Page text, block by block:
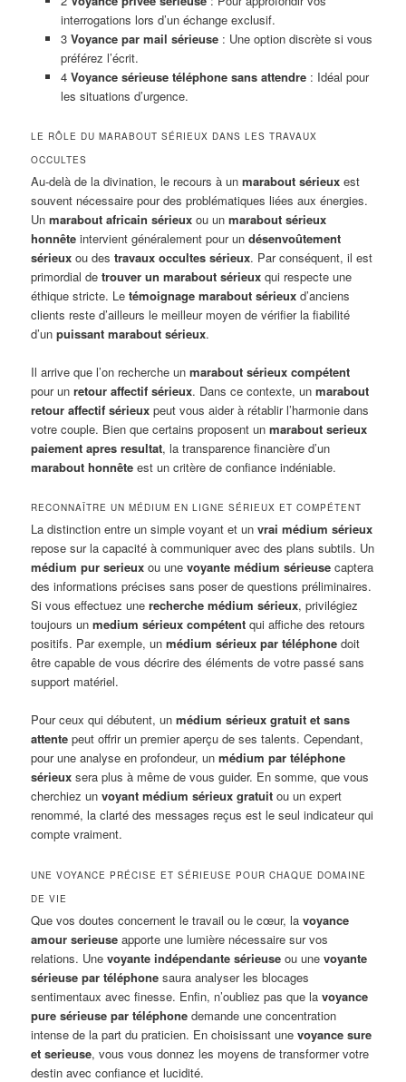
interrogations lors d’un échange exclusif.
3 Voyance par mail sérieuse: Une option discrète si vous
préférez l’écrit.
4 Voyance sérieuse téléphone sans attendre: Idéal pour
les situations d’urgence.
LE RÔLE DU MARABOUT SÉRIEUX DANS LES TRAVAUX
OCCULTES
Au-delà de la divination, le recours à unmarabout sérieux est
souvent nécessaire pour des problématiques liées aux énergies.
Unmarabout africain sérieux ou unmarabout sérieux
honnête intervient généralement pour undésenvoûtement
sérieux ou destravaux occultes sérieux. Par conséquent, il est
primordial detrouver un marabout sérieux qui respecte une
éthique stricte. Letémoignage marabout sérieux d’anciens
clients reste d’ailleurs le meilleur moyen de vérifier la fiabilité
d’unpuissant marabout sérieux.
Il arrive que l’on recherche unmarabout sérieux compétent
pour unretour affectif sérieux. Dans ce contexte, unmarabout
retour affectif sérieux peut vous aider à rétablir l’harmonie dans
votre couple. Bien que certains proposent unmarabout serieux
paiement apres resultat, la transparence financière d’un
marabout honnête est un critère de confiance indéniable.
RECONNAÎTRE UN MÉDIUM EN LIGNE SÉRIEUX ET COMPÉTENT
La distinction entre un simple voyant et unvrai médium sérieux
repose sur la capacité à communiquer avec des plans subtils. Un
médium pur serieux ou unevoyante médium sérieuse captera
des informations précises sans poser de questions préliminaires.
Si vous effectuez unerecherche médium sérieux, privilégiez
toujours unmedium sérieux compétent qui affiche des retours
positifs. Par exemple, unmédium sérieux par téléphone doit
être capable de vous décrire des éléments de votre passé sans
support matériel.
Pour ceux qui débutent, unmédium sérieux gratuit et sans
attente peut offrir un premier aperçu de ses talents. Cependant,
pour une analyse en profondeur, unmédium par téléphone
sérieux sera plus à même de vous guider. En somme, que vous
cherchiez unvoyant médium sérieux gratuit ou un expert
renommé, la clarté des messages reçus est le seul indicateur qui
compte vraiment.
UNE VOYANCE PRÉCISE ET SÉRIEUSE POUR CHAQUE DOMAINE
DE VIE
Que vos doutes concernent le travail ou le cœur, lavoyance
amour serieuse apporte une lumière nécessaire sur vos
relations. Unevoyante indépendante sérieuse ou unevoyante
sérieuse par téléphone saura analyser les blocages
sentimentaux avec finesse. Enfin, n’oubliez pas que lavoyance
pure sérieuse par téléphone demande une concentration
intense de la part du praticien. En choisissant unevoyance sure
et serieuse, vous vous donnez les moyens de transformer votre
destin avec confiance et lucidité.